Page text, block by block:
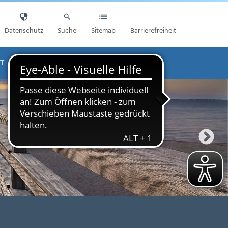
Datenschutz Suche Sitemap Barrierefreiheit